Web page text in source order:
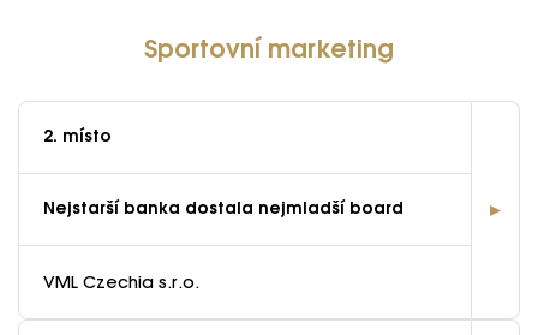
Sportovní marketing
2. místo
Nejstarší banka dostala nejmladší board
VML Czechia s.r.o.